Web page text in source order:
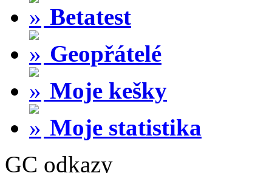
Betatest
Geopřátelé
Moje kešky
Moje statistika
GC odkazy